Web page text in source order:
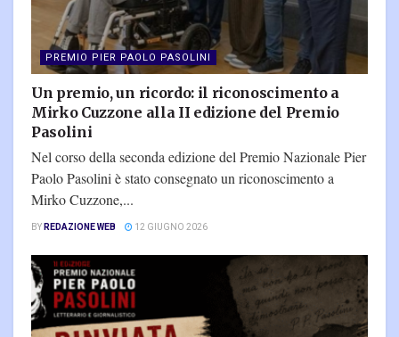
PREMIO PIER PAOLO PASOLINI
Un premio, un ricordo: il riconoscimento a
Mirko Cuzzone alla II edizione del Premio
Pasolini
Nel corso della seconda edizione del Premio Nazionale Pier
Paolo Pasolini è stato consegnato un riconoscimento a
Mirko Cuzzone,...
BYREDAZIONE WEB 12 GIUGNO 2026